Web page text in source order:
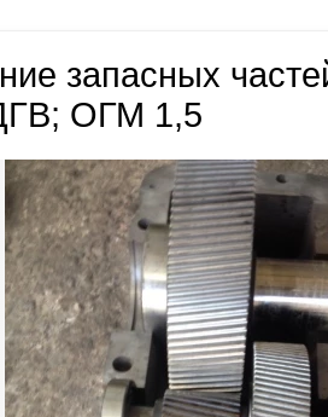
запасных
ОГМ 1,5